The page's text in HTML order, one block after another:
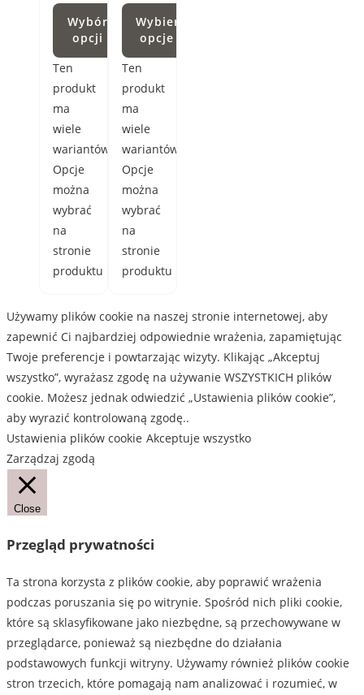
Wybór
opcji
Ten
produkt
ma
wiele
wariantów.
Opcje
można
wybrać
na
stronie
produktu
Wybierz
opcje
Ten
produkt
ma
wiele
wariantów.
Opcje
można
wybrać
na
stronie
produktu
Używamy plików cookie na naszej stronie internetowej, aby
zapewnić Ci najbardziej odpowiednie wrażenia, zapamiętując
Twoje preferencje i powtarzając wizyty. Klikając „Akceptuj
wszystko”, wyrażasz zgodę na używanie WSZYSTKICH plików
cookie. Możesz jednak odwiedzić „Ustawienia plików cookie”,
aby wyrazić kontrolowaną zgodę..
Ustawienia plików cookie Akceptuje wszystko
Zarządzaj zgodą
Close
Przegląd prywatności
Ta strona korzysta z plików cookie, aby poprawić wrażenia
podczas poruszania się po witrynie. Spośród nich pliki cookie,
które są sklasyfikowane jako niezbędne, są przechowywane w
przeglądarce, ponieważ są niezbędne do działania
podstawowych funkcji witryny. Używamy również plików cookie
stron trzecich, które pomagają nam analizować i rozumieć, w